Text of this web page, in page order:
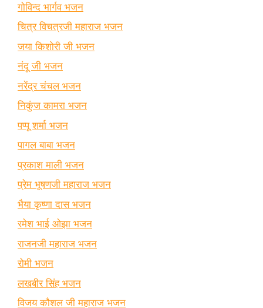
गोविन्द भार्गव भजन
चित्र विचत्रजी महाराज भजन
जया किशोरी जी भजन
नंदू जी भजन
नरेंद्र चंचल भजन
निकुंज कामरा भजन
पप्पू शर्मा भजन
पागल बाबा भजन
प्रकाश माली भजन
प्रेम भूषणजी महाराज भजन
भैया कृष्णा दास भजन
रमेश भाई ओझा भजन
राजनजी महाराज भजन
रोमी भजन
लखबीर सिंह भजन
विजय कौशल जी महाराज भजन